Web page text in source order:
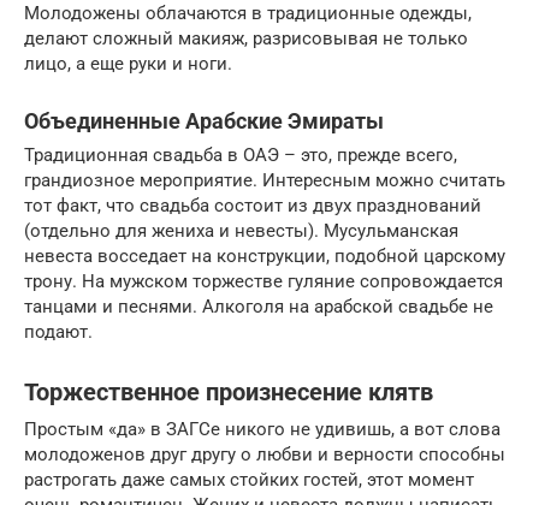
Молодожены облачаются в традиционные одежды,
делают сложный макияж, разрисовывая не только
лицо, а еще руки и ноги.
Объединенные Арабские Эмираты
Традиционная свадьба в ОАЭ – это, прежде всего,
грандиозное мероприятие. Интересным можно считать
тот факт, что свадьба состоит из двух празднований
(отдельно для жениха и невесты). Мусульманская
невеста восседает на конструкции, подобной царскому
трону. На мужском торжестве гуляние сопровождается
танцами и песнями. Алкоголя на арабской свадьбе не
подают.
Торжественное произнесение клятв
Простым «да» в ЗАГСе никого не удивишь, а вот слова
молодоженов друг другу о любви и верности способны
растрогать даже самых стойких гостей, этот момент